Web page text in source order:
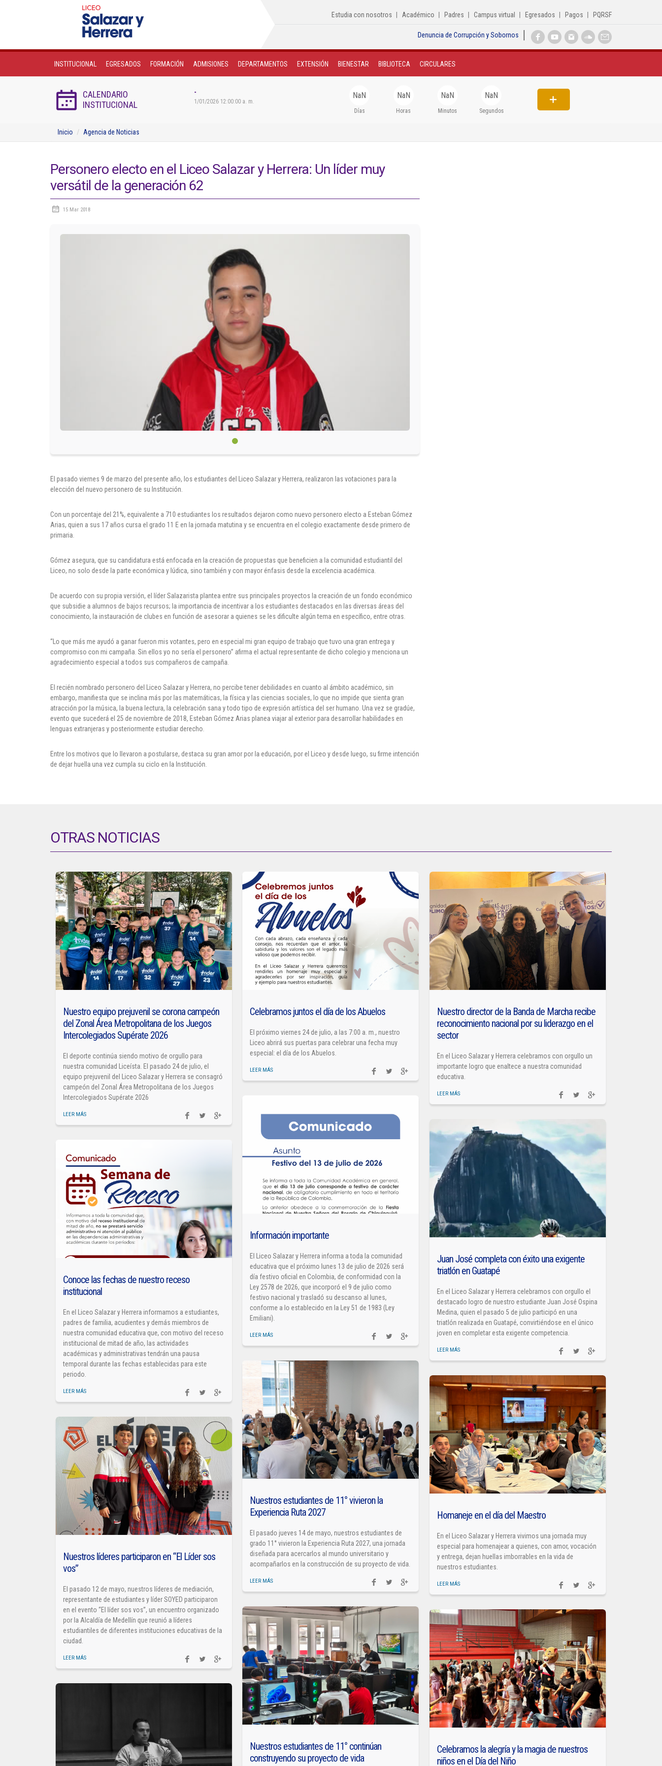
Estudia con nosotros Académico Padres Campus virtual Egresados Pagos PQRSF
Denuncia de Corrupción y Sobornos
INSTITUCIONAL EGRESADOS FORMACIÓN ADMISIONES DEPARTAMENTOS EXTENSIÓN BIENESTAR BIBLIOTECA CIRCULARES
CALENDARIO
INSTITUCIONAL
-
1/01/2026 12:00:00 a. m.
NaN
Días
NaN
Horas
NaN
Minutos
NaN
Segundos
Inicio Agencia de Noticias
Personero electo en el Liceo Salazar y Herrera: Un líder muy
versátil de la generación 62
15 Mar 2018
El pasado viernes 9 de marzo del presente año, los estudiantes del Liceo Salazar y Herrera, realizaron las votaciones para la
elección del nuevo personero de su Institución.
Con un porcentaje del 21%, equivalente a 710 estudiantes los resultados dejaron como nuevo personero electo a Esteban Gómez
Arias, quien a sus 17 años cursa el grado 11 E en la jornada matutina y se encuentra en el colegio exactamente desde primero de
primaria.
Gómez asegura, que su candidatura está enfocada en la creación de propuestas que beneficien a la comunidad estudiantil del
Liceo, no solo desde la parte económica y lúdica, sino también y con mayor énfasis desde la excelencia académica.
De acuerdo con su propia versión, el líder Salazarista plantea entre sus principales proyectos la creación de un fondo económico
que subsidie a alumnos de bajos recursos; la importancia de incentivar a los estudiantes destacados en las diversas áreas del
conocimiento, la instauración de clubes en función de asesorar a quienes se les dificulte algún tema en específico, entre otras.
“Lo que más me ayudó a ganar fueron mis votantes, pero en especial mi gran equipo de trabajo que tuvo una gran entrega y
compromiso con mi campaña. Sin ellos yo no sería el personero” afirma el actual representante de dicho colegio y menciona un
agradecimiento especial a todos sus compañeros de campaña.
El recién nombrado personero del Liceo Salazar y Herrera, no percibe tener debilidades en cuanto al ámbito académico, sin
embargo, manifiesta que se inclina más por las matemáticas, la física y las ciencias sociales, lo que no impide que sienta gran
atracción por la música, la buena lectura, la celebración sana y todo tipo de expresión artística del ser humano. Una vez se gradúe,
evento que sucederá el 25 de noviembre de 2018, Esteban Gómez Arias planea viajar al exterior para desarrollar habilidades en
lenguas extranjeras y posteriormente estudiar derecho.
Entre los motivos que lo llevaron a postularse, destaca su gran amor por la educación, por el Liceo y desde luego, su firme intención
de dejar huella una vez cumpla su ciclo en la Institución.
OTRAS NOTICIAS
Nuestro equipo prejuvenil se corona campeón
del Zonal Área Metropolitana de los Juegos
Intercolegiados Supérate 2026
El deporte continúa siendo motivo de orgullo para
nuestra comunidad Liceísta. El pasado 24 de julio, el
equipo prejuvenil del Liceo Salazar y Herrera se consagró
campeón del Zonal Área Metropolitana de los Juegos
Intercolegiados Supérate 2026
LEER MÁS
Celebramos juntos el día de los Abuelos
El próximo viernes 24 de julio, a las 7:00 a. m., nuestro
Liceo abrirá sus puertas para celebrar una fecha muy
especial: el día de los Abuelos.
LEER MÁS
Nuestro director de la Banda de Marcha recibe
reconocimiento nacional por su liderazgo en el
sector
En el Liceo Salazar y Herrera celebramos con orgullo un
importante logro que enaltece a nuestra comunidad
educativa.
LEER MÁS
Información importante
El Liceo Salazar y Herrera informa a toda la comunidad
educativa que el próximo lunes 13 de julio de 2026 será
día festivo oficial en Colombia, de conformidad con la
Ley 2578 de 2026, que incorporó el 9 de julio como
festivo nacional y trasladó su descanso al lunes,
conforme a lo establecido en la Ley 51 de 1983 (Ley
Emiliani).
LEER MÁS
Juan José completa con éxito una exigente
triatlón en Guatapé
En el Liceo Salazar y Herrera celebramos con orgullo el
destacado logro de nuestro estudiante Juan José Ospina
Medina, quien el pasado 5 de julio participó en una
triatlón realizada en Guatapé, convirtiéndose en el único
joven en completar esta exigente competencia.
LEER MÁS
Conoce las fechas de nuestro receso
institucional
En el Liceo Salazar y Herrera informamos a estudiantes,
padres de familia, acudientes y demás miembros de
nuestra comunidad educativa que, con motivo del receso
institucional de mitad de año, las actividades
académicas y administrativas tendrán una pausa
temporal durante las fechas establecidas para este
periodo.
LEER MÁS
Nuestros estudiantes de 11° vivieron la
Experiencia Ruta 2027
El pasado jueves 14 de mayo, nuestros estudiantes de
grado 11° vivieron la Experiencia Ruta 2027, una jornada
diseñada para acercarlos al mundo universitario y
acompañarlos en la construcción de su proyecto de vida.
LEER MÁS
Homaneje en el día del Maestro
En el Liceo Salazar y Herrera vivimos una jornada muy
especial para homenajear a quienes, con amor, vocación
y entrega, dejan huellas imborrables en la vida de
nuestros estudiantes.
LEER MÁS
Nuestros líderes participaron en “El Líder sos
vos”
El pasado 12 de mayo, nuestros líderes de mediación,
representante de estudiantes y líder SOYED participaron
en el evento “El líder sos vos”, un encuentro organizado
por la Alcaldía de Medellín que reunió a líderes
estudiantiles de diferentes instituciones educativas de la
ciudad.
LEER MÁS
Nuestros estudiantes de 11° continúan
construyendo su proyecto de vida
Celebramos la alegría y la magia de nuestros
niños en el Día del Niño
Egresados
Formación